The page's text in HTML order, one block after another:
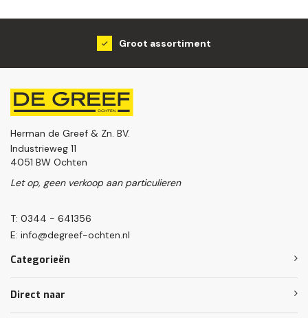
Groot assortiment
Herman de Greef & Zn. BV.
Industrieweg 11
4051 BW Ochten
Let op, geen verkoop aan particulieren
T: 0344 - 641356
E: info@degreef-ochten.nl
Categorieën
Direct naar